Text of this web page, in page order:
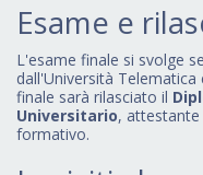
Esame e
L'esame finale si svolge
dall'Università
finale sarà rilasciato il
Universitario,
formativo.